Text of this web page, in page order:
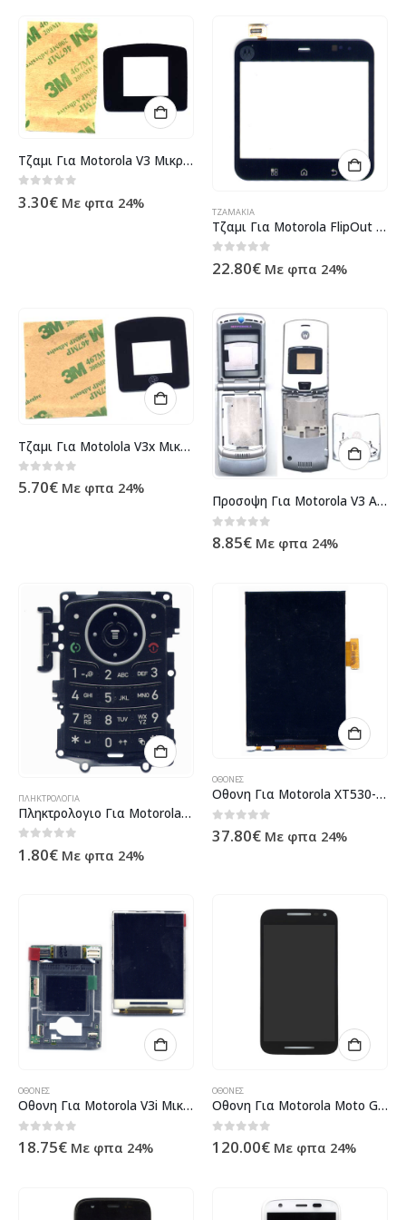
Τζαμι Για Motorola V3 Μικρο Εξωτερικο OEM
0 out of 5
3.30€ Με φπα 24%
ΤΖΑΜΆΚΙΑ
Τζαμι Για Motorola FlipOut MB511 Μαυρο OR
0out of 5
22.80€ Με φπα 24%
Τζαμι Για Motolola V3x Μικρο Εξωτερικο OEM
0out of 5
5.70€ Με φπα 24%
Προσοψη Για Motorola V3 Ασημι Full
0out of 5
8.85€ Με φπα 24%
ΠΛΗΚΤΡΟΛΟΓΙΑ
Πληκτρολογιο Για Motorola W220 Μαυρο
0 out of 5
1.80€ Με φπα 24%
ΟΘΌΝΕΣ
Οθονη Για Motorola XT530-XT531-Fire XT-Spice XT OEM Χωρις Τζαμι Touch Digitizer
0 out of 5
37.80€ Με φπα 24%
ΟΘΌΝΕΣ
Οθονη Για Motorola V3i Μικρη Και Μεγαλη OEM Με Πλακετα Οθονης
0 out of 5
18.75€ Με φπα 24%
ΟΘΌΝΕΣ
Οθονη Για Motorola Moto G Gen 3 Με Τζαμι Μαυρο OR
0 out of 5
120.00€ Με φπα 24%